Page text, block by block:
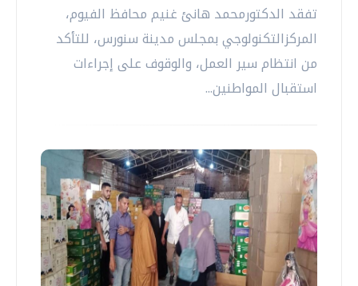
تفقد الدكتورمحمد هانئ غنيم محافظ الفيوم،
المركزالتكنولوجي بمجلس مدينة سنورس، للتأكد
من انتظام سير العمل، والوقوف على إجراءات
استقبال المواطنين...